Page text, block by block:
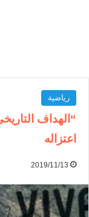
رياضية
“الهداف
اعتزاله
2019/11/13